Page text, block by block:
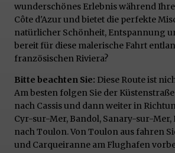
wunderschönes Erlebnis während
Côte d'Azur und bietet die perfekte
natürlicher Schönheit, Entspannung
bereit für diese malerische Fahrt
französischen Riviera?
Bitte beachten Sie: Diese Route ist
Am besten folgen Sie der
nach Cassis und dann weiter in
Cyr-sur-Mer, Bandol, Sanary-sur-
nach Toulon. Von Toulon aus fahren
und Carqueiranne am Flughafen